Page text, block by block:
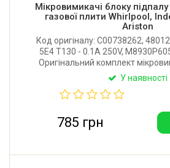
Мікровимикачі блоку
газової плити Whirlpool,
Ariston
Код оригіналу: C00738262,
5E4 T130 - 0.1A 250V,
Оригінальний комплект
блоку підпалу для газової
Ispracontrols
У наявності
785 грн